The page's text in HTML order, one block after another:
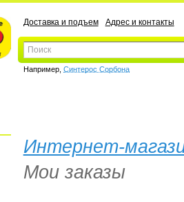
Доставка и подъем Адрес и контакты
Например, Синтерос Сорбона
Интернет-
Мои заказы